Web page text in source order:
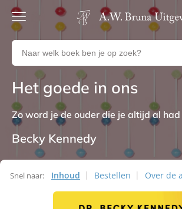
Gratis
verzending
23:00
volgende
werkdag
in huis
Veilig
betalen
retourneren
Zoeken
naar
boeken,
auteurs
uitgevers
Non-fictie
Het goede in ons
Zo word je de ouder die je altijd al
Becky Kennedy
Snel naar: Inhoud Bestellen Over de